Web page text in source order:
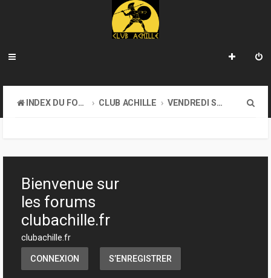
INDEX DU FORUM CLUB ACHILLE VENDREDI SOIR D'ACHILLE
h
Bienvenue sur
les forums
clubachille.fr
clubachille.fr
CONNEXION S’ENREGISTRER